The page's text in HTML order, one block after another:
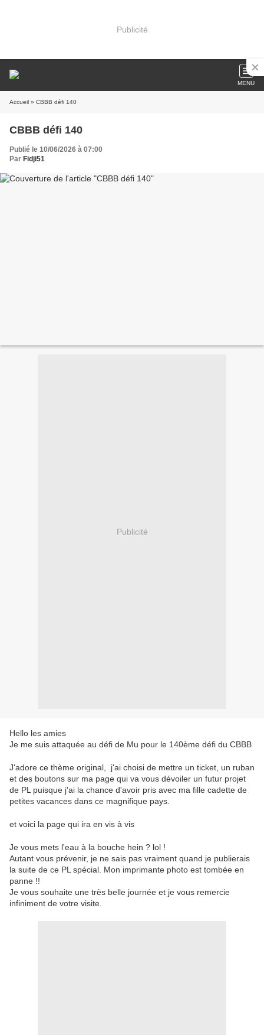
Publicité
MENU
Accueil » CBBB défi 140
CBBB défi 140
Publié le 10/06/2026 à 07:00
Par Fidji51
Publicité
Hello les amies
Je me suis attaquée au défi de Mu pour le 140ème défi du CBBB
J'adore ce thème original, j'ai choisi de mettre un ticket, un ruban
et des boutons sur ma page qui va vous dévoiler un futur projet
de PL puisque j'ai la chance d'avoir pris avec ma fille cadette de
petites vacances dans ce magnifique pays.
et voici la page qui ira en vis à vis
Je vous mets l'eau à la bouche hein ? lol !
Autant vous prévenir, je ne sais pas vraiment quand je publierais
la suite de ce PL spécial. Mon imprimante photo est tombée en
panne !!
Je vous souhaite une très belle journée et je vous remercie
infiniment de votre visite.